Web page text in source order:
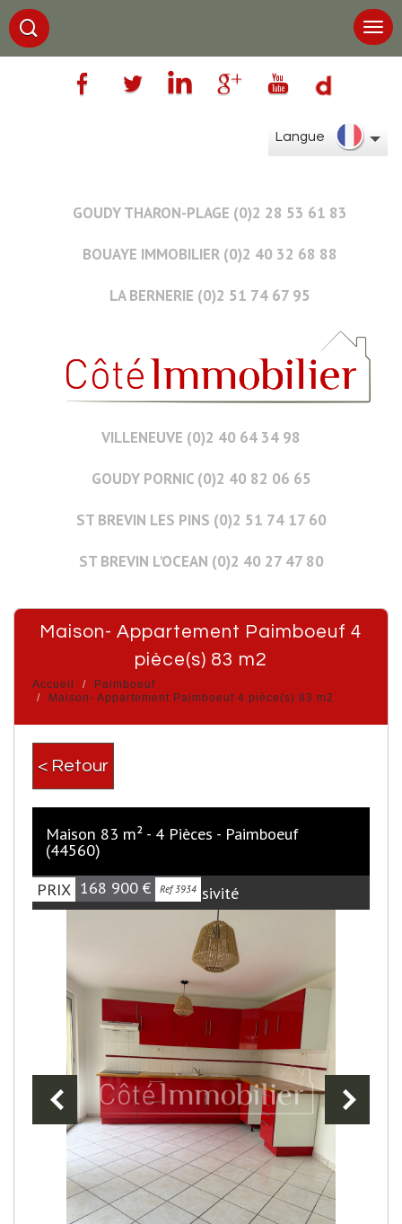
Langue
GOUDY THARON-PLAGE (0)2 28 53 61 83
BOUAYE IMMOBILIER (0)2 40 32 68 88
LA BERNERIE (0)2 51 74 67 95
VILLENEUVE (0)2 40 64 34 98
GOUDY PORNIC (0)2 40 82 06 65
ST BREVIN LES PINS (0)2 51 74 17 60
ST BREVIN L'OCEAN (0)2 40 27 47 80
Maison- Appartement Paimboeuf 4
pièce(s) 83 m2
Accueil
Paimboeuf
Maison- Appartement Paimboeuf 4 pièce(s) 83 m2
< Retour
Maison 83 m² - 4 Pièces - Paimboeuf
(44560)
PRIX 168 900 € Ref 3934
Exclusivité